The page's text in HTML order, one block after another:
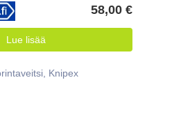
58,00 €
Lue lisää